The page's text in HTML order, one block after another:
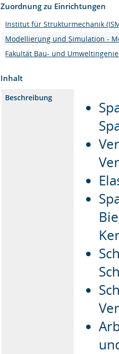
Zuordnung zu Einrichtungen
Institut für Strukturmechanik
Modellierung und Simulation -
Fakultät Bau- und
Inhalt
Beschreibung